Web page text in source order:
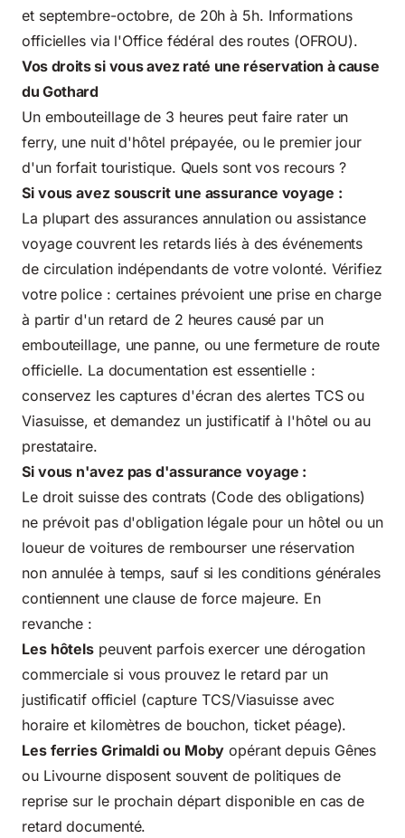
et septembre-octobre, de 20h à 5h. Informations
officielles via l'Office fédéral des routes (OFROU).
Vos droits si vous avez raté une réservation à cause
du Gothard
Un embouteillage de 3 heures peut faire rater un
ferry, une nuit d'hôtel prépayée, ou le premier jour
d'un forfait touristique. Quels sont vos recours ?
Si vous avez souscrit une assurance voyage :
La plupart des assurances annulation ou assistance
voyage couvrent les retards liés à des événements
de circulation indépendants de votre volonté. Vérifiez
votre police : certaines prévoient une prise en charge
à partir d'un retard de 2 heures causé par un
embouteillage, une panne, ou une fermeture de route
officielle. La documentation est essentielle :
conservez les captures d'écran des alertes TCS ou
Viasuisse, et demandez un justificatif à l'hôtel ou au
prestataire.
Si vous n'avez pas d'assurance voyage :
Le droit suisse des contrats (Code des obligations)
ne prévoit pas d'obligation légale pour un hôtel ou un
loueur de voitures de rembourser une réservation
non annulée à temps, sauf si les conditions générales
contiennent une clause de force majeure. En
revanche :
Les hôtels peuvent parfois exercer une dérogation
commerciale si vous prouvez le retard par un
justificatif officiel (capture TCS/Viasuisse avec
horaire et kilomètres de bouchon, ticket péage).
Les ferries Grimaldi ou Moby opérant depuis Gênes
ou Livourne disposent souvent de politiques de
reprise sur le prochain départ disponible en cas de
retard documenté.